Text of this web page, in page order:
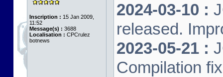
Inscription : 15 Jan 2009,
11:52
Message(s) : 3688
Localisation : CPCrulez
botnews
2024-03-10 :
released.
2023-05-21 :
Compilation